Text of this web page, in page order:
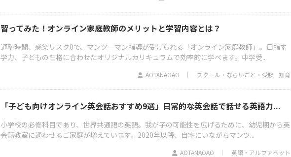
習ってみた！オンライン家庭教師のメリットと学習内容とは？
通塾時間、感染リスク0で、マンツーマン指導が受けられる「オンライン家庭教師」。目指す
学力、子どもの性格に合わせたオリジナルカリキュラムで効率的に学べます。中学受...
AOTANAOAO スクール・ならいごと・受験 知育
「子ども向けオンライン英会話おすすめ9選」日常的な英会話で話せる英語力...
小学校の必修科目であり、世界共通語の英語。我が子の可能性を広げるために、幼児期から英
会話教室に通わせるご家庭が増えています。2020年以降、自宅にいながらマンツ...
AOTANAOAO 英語・アルファベット